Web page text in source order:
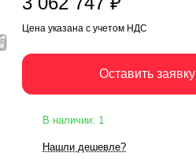
Цена указана с учетом НДС
Оставить заявку
В наличии: 1
Нашли дешевле?